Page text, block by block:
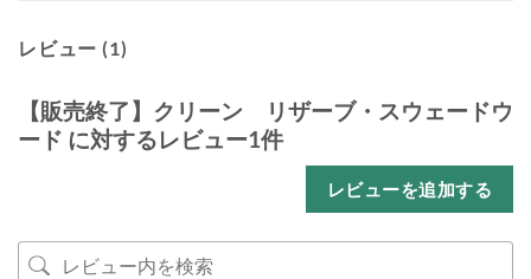
レビュー (1)
【販売終了】クリーン リザーブ・スウェードウ
ード に対するレビュー1件
レビューを追加する